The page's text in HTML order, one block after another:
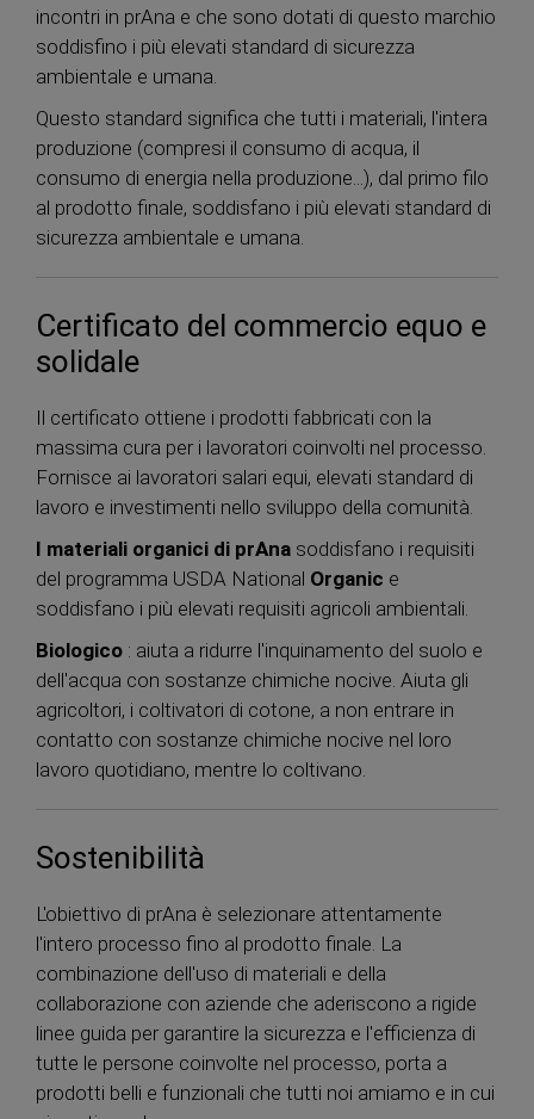
incontri in prAna e che sono dotati di questo marchio
soddisfino i più elevati standard di sicurezza
ambientale e umana.
Questo standard significa che tutti i materiali, l'intera
produzione (compresi il consumo di acqua, il
consumo di energia nella produzione...), dal primo filo
al prodotto finale, soddisfano i più elevati standard di
sicurezza ambientale e umana.
Certificato del commercio equo e
solidale
Il certificato ottiene i prodotti fabbricati con la
massima cura per i lavoratori coinvolti nel processo.
Fornisce ai lavoratori salari equi, elevati standard di
lavoro e investimenti nello sviluppo della comunità.
I materiali organici di prAna soddisfano i requisiti
del programma USDA National Organic e
soddisfano i più elevati requisiti agricoli ambientali.
Biologico : aiuta a ridurre l'inquinamento del suolo e
dell'acqua con sostanze chimiche nocive. Aiuta gli
agricoltori, i coltivatori di cotone, a non entrare in
contatto con sostanze chimiche nocive nel loro
lavoro quotidiano, mentre lo coltivano.
Sostenibilità
L'obiettivo di prAna è selezionare attentamente
l'intero processo fino al prodotto finale. La
combinazione dell'uso di materiali e della
collaborazione con aziende che aderiscono a rigide
linee guida per garantire la sicurezza e l'efficienza di
tutte le persone coinvolte nel processo, porta a
prodotti belli e funzionali che tutti noi amiamo e in cui